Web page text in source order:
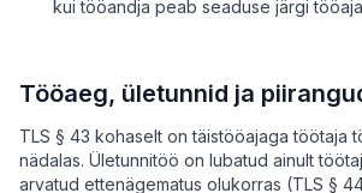
kui tööandja peab seaduse järgi
Tööaeg, ületunnid ja
TLS § 43 kohaselt on täistööajaga töötaja
nädalas. Ületunnitöö on lubatud ainult
arvatud ettenägematus olukorras (TLS §